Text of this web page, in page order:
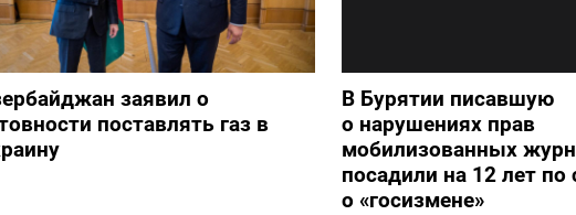
заявил о
поставлять газ в
В Бурятии писавшую
о нарушениях прав
мобилизованных
посадили на 12 лет по
о «госизмене»